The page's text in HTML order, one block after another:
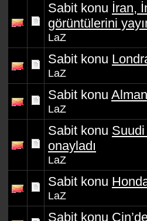
Sabit konu İran,
görüntülerini
LaZ
Sabit konu
LaZ
Sabit konu
LaZ
Sabit konu
onayladı
LaZ
Sabit konu
LaZ
Sabit konu